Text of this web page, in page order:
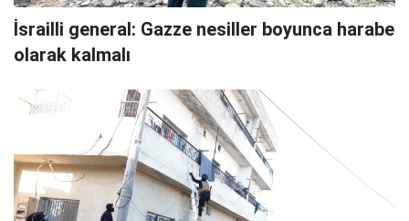
İsrailli general: Gazze nesiller boyunca harabe
olarak kalmalı